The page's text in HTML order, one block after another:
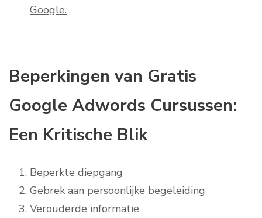
Google.
Beperkingen van Gratis
Google Adwords Cursussen:
Een Kritische Blik
Beperkte diepgang
Gebrek aan persoonlijke begeleiding
Verouderde informatie